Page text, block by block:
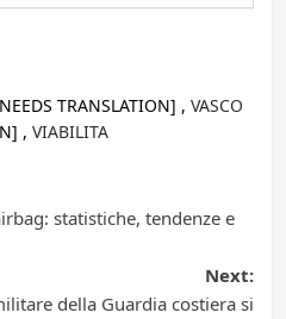
TRANSLATION] , VASCO
, VIABILITA
statistiche, tendenze e
Next:
della Guardia costiera si